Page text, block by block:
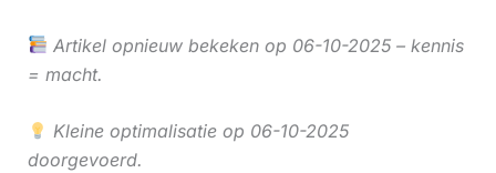
Artikel opnieuw bekeken op 06-10-2025 – kennis
= macht.
Kleine optimalisatie op 06-10-2025
doorgevoerd.